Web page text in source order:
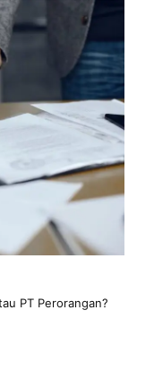
PT Perorangan?